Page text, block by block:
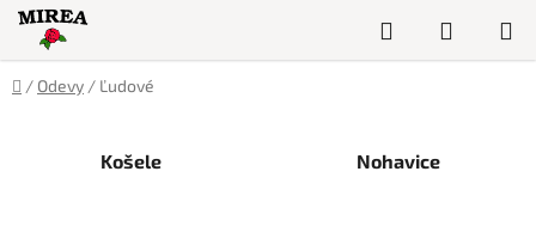
Prejsť
obsah
Hľadať
KOŠÍK
Domov
/ Odevy / Ľudové
Košele Nohavice